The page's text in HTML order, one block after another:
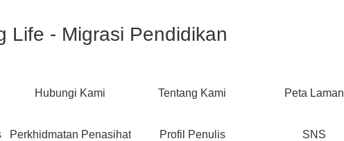
Life - Migrasi Pendidikan
Hubungi Kami Tentang Kami Peta Laman
Perkhidmatan Penasihat Profil Penulis SNS